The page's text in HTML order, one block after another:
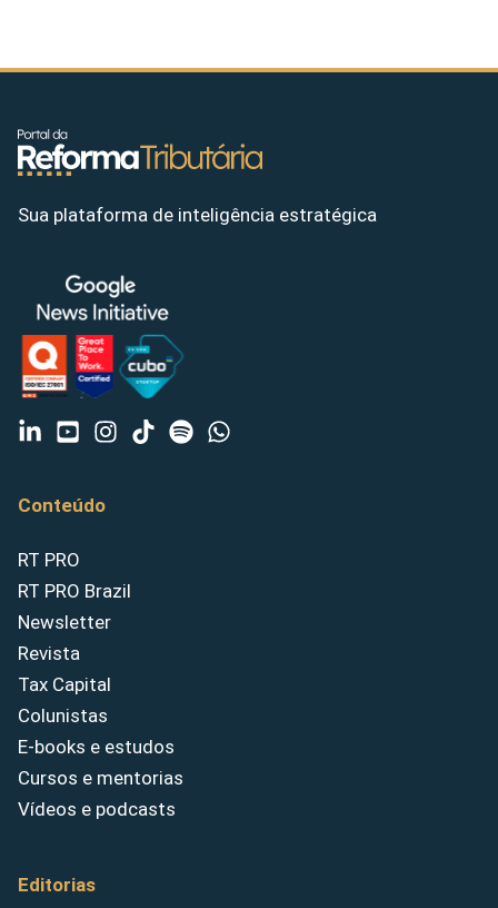
Sua plataforma de inteligência estratégica
Conteúdo
RT PRO
RT PRO Brazil
Newsletter
Revista
Tax Capital
Colunistas
E-books e estudos
Cursos e mentorias
Vídeos e podcasts
Editorias